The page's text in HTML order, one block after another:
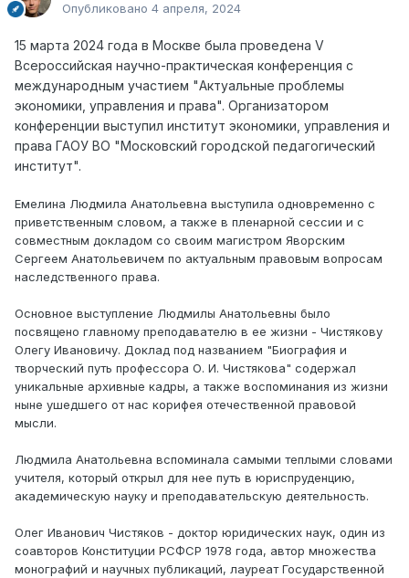
Опубликовано 4 апреля, 2024
15 марта 2024 года в Москве была проведена V
Всероссийская научно-практическая конференция с
международным участием "Актуальные проблемы
экономики, управления и права". Организатором
конференции выступил институт экономики, управления и
права ГАОУ ВО "Московский городской педагогический
институт".
Емелина Людмила Анатольевна выступила одновременно с
приветственным словом, а также в пленарной сессии и с
совместным докладом со своим магистром Яворским
Сергеем Анатольевичем по актуальным правовым вопросам
наследственного права.
Основное выступление Людмилы Анатольевны было
посвящено главному преподавателю в ее жизни - Чистякову
Олегу Ивановичу. Доклад под названием "Биография и
творческий путь профессора О. И. Чистякова" содержал
уникальные архивные кадры, а также воспоминания из жизни
ныне ушедшего от нас корифея отечественной правовой
мысли.
Людмила Анатольевна вспоминала самыми теплыми словами
учителя, который открыл для нее путь в юриспруденцию,
академическую науку и преподавательскую деятельность.
Олег Иванович Чистяков - доктор юридических наук, один из
соавторов Конституции РСФСР 1978 года, автор множества
монографий и научных публикаций, лауреат Государственной